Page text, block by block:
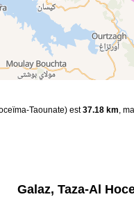
Taounate) est37.18 km,
Galaz, Taza-Al